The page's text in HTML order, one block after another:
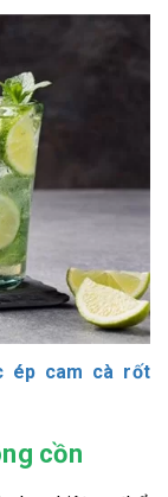
ép cam cà rốt
cồn